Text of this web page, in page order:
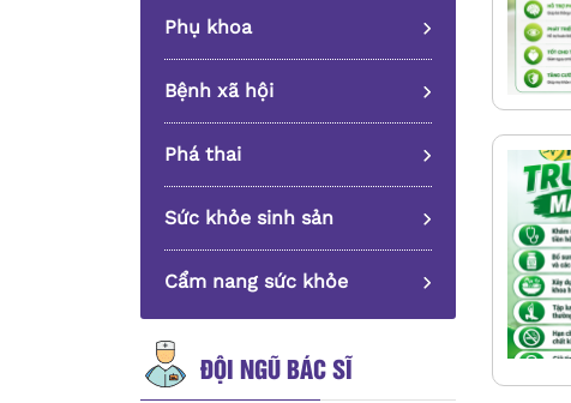
Phụ khoa
Bệnh xã hội
Phá thai
Sức khỏe sinh sản
Cẩm nang sức khỏe
ĐỘI NGŨ BÁC SĨ